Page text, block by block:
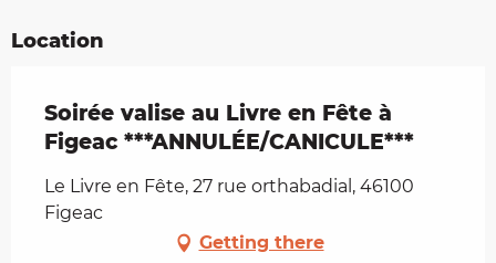
Location
Soirée valise au Livre en Fête à
Figeac ***ANNULÉE/CANICULE***
Le Livre en Fête, 27 rue orthabadial, 46100
Figeac
Getting there